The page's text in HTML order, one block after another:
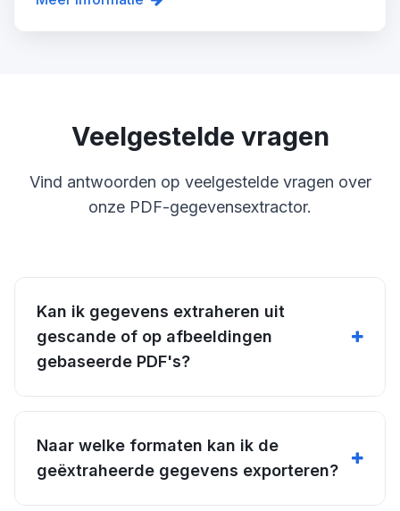
Veelgestelde vragen
Vind antwoorden op veelgestelde vragen over
onze PDF-gegevensextractor.
Kan ik gegevens extraheren uit
gescande of op afbeeldingen
gebaseerde PDF's?
Naar welke formaten kan ik de
geëxtraheerde gegevens exporteren?